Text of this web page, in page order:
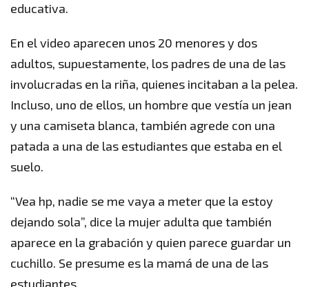
educativa.
En el video aparecen unos 20 menores y dos
adultos, supuestamente, los padres de una de las
involucradas en la riña, quienes incitaban a la pelea.
Incluso, uno de ellos, un hombre que vestía un jean
y una camiseta blanca, también agrede con una
patada a una de las estudiantes que estaba en el
suelo.
“Vea hp, nadie se me vaya a meter que la estoy
dejando sola”, dice la mujer adulta que también
aparece en la grabación y quien parece guardar un
cuchillo. Se presume es la mamá de una de las
estudiantes.